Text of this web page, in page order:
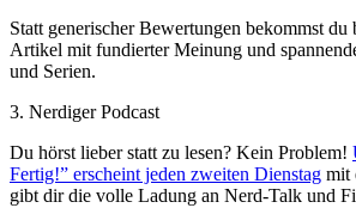
Statt generischer Bewertungen bekommst
Artikel mit fundierter Meinung und
und Serien.
3. Nerdiger Podcast
Du hörst lieber statt zu lesen? Kein Problem!
Fertig!” erscheint jeden zweiten Dienstag mit
gibt dir die volle Ladung an Nerd-Talk und